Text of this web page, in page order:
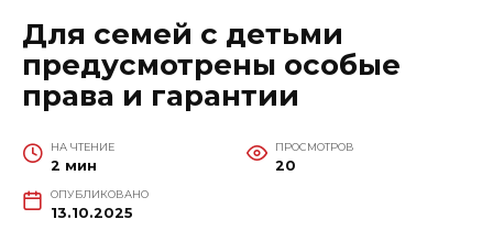
Для семей с детьми
предусмотрены особые
права и гарантии
НА ЧТЕНИЕ
2 мин
ПРОСМОТРОВ
20
ОПУБЛИКОВАНО
13.10.2025